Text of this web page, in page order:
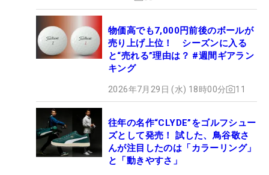
物価高でも7,000円前後のボールが
売り上げ上位！ シーズンに入る
と“売れる”理由は？ #週間ギアラン
キング
2026年7月29日 (水) 18時00分 11
往年の名作“CLYDE”をゴルフシュー
ズとして発売！ 試した、鳥谷敬さ
んが注目したのは「カラーリング」
と「動きやすさ」